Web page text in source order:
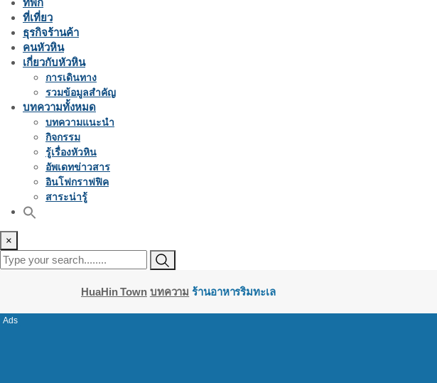
ที่พัก
ที่เที่ยว
ธุรกิจร้านค้า
คนหัวหิน
เกี่ยวกับหัวหิน
การเดินทาง
รวมข้อมูลสำคัญ
บทความทั้งหมด
บทความแนะนำ
กิจกรรม
รู้เรื่องหัวหิน
อัพเดทข่าวสาร
อินโฟกราฟฟิค
สาระน่ารู้
×
HuaHin Town บทความ ร้านอาหารริมทะเล